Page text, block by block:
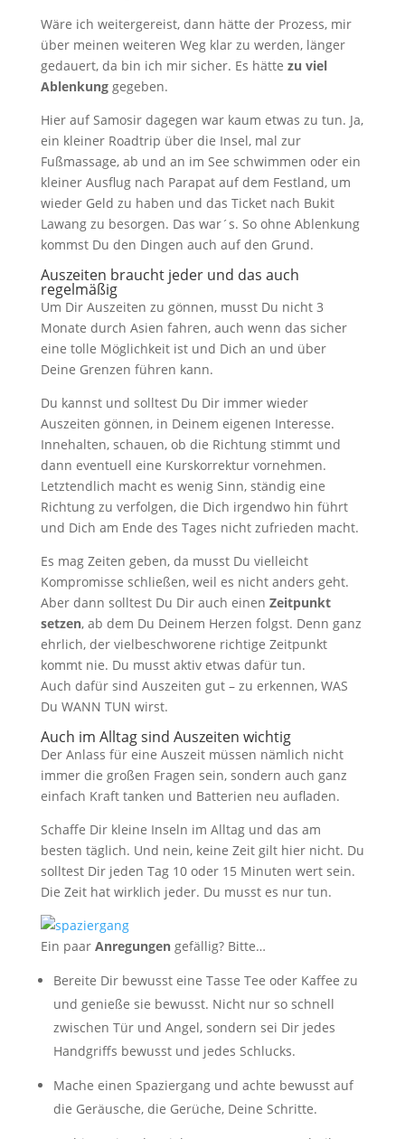
Wäre ich weitergereist, dann hätte der Prozess, mir
über meinen weiteren Weg klar zu werden, länger
gedauert, da bin ich mir sicher. Es hätte zu viel
Ablenkunggegeben.
Hier auf Samosir dagegen war kaum etwas zu tun. Ja,
ein kleiner Roadtrip über die Insel, mal zur
Fußmassage, ab und an im See schwimmen oder ein
kleiner Ausflug nach Parapat auf dem Festland, um
wieder Geld zu haben und das Ticket nach Bukit
Lawang zu besorgen. Das war´s. So ohne Ablenkung
kommst Du den Dingen auch auf den Grund.
Auszeiten braucht jeder und das auch
regelmäßig
Um Dir Auszeiten zu gönnen, musst Du nicht 3
Monate durch Asien fahren, auch wenn das sicher
eine tolle Möglichkeit ist und Dich an und über
Deine Grenzen führen kann.
Du kannst und solltest Du Dir immer wieder
Auszeiten gönnen, in Deinem eigenen Interesse.
Innehalten, schauen, ob die Richtung stimmt und
dann eventuell eine Kurskorrektur vornehmen.
Letztendlich macht es wenig Sinn, ständig eine
Richtung zu verfolgen, die Dich irgendwo hin führt
und Dich am Ende des Tages nicht zufrieden macht.
Es mag Zeiten geben, da musst Du vielleicht
Kompromisse schließen, weil es nicht anders geht.
Aber dann solltest Du Dir auch einen Zeitpunkt
setzen, ab dem Du Deinem Herzen folgst. Denn ganz
ehrlich, der vielbeschworene richtige Zeitpunkt
kommt nie. Du musst aktiv etwas dafür tun.
Auch dafür sind Auszeiten gut – zu erkennen, WAS
Du WANN TUN wirst.
Auch im Alltag sind Auszeiten wichtig
Der Anlass für eine Auszeit müssen nämlich nicht
immer die großen Fragen sein, sondern auch ganz
einfach Kraft tanken und Batterien neu aufladen.
Schaffe Dir kleine Inseln im Alltag und das am
besten täglich. Und nein, keine Zeit gilt hier nicht. Du
solltest Dir jeden Tag 10 oder 15 Minuten wert sein.
Die Zeit hat wirklich jeder. Du musst es nur tun.
Ein paar Anregungengefällig? Bitte…
Bereite Dir bewusst eine Tasse Tee oder Kaffee zu
und genieße sie bewusst. Nicht nur so schnell
zwischen Tür und Angel, sondern sei Dir jedes
Handgriffs bewusst und jedes Schlucks.
Mache einen Spaziergang und achte bewusst auf
die Geräusche, die Gerüche, Deine Schritte.